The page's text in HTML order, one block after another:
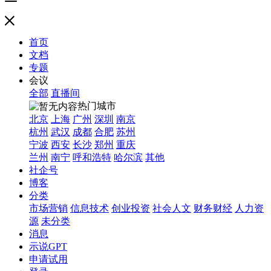
首页
文档
专题
会议
全部 直播间
热门城市
北京
上海 广州 深圳 南京
杭州 武汉 成都 合肥 苏州
宁波 西安 长沙 郑州 重庆
兰州 南宁 呼和浩特 哈尔滨 其他
社企号
博客
分类
市场营销 信息技术 创业投资 社会人文 财务财经 人力资
源 未分类
消息
示说GPT
申请试用